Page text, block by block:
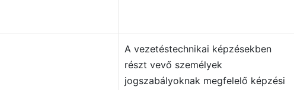
A vezetéstechnikai képzésekben
részt vevő személyek
jogszabályoknak megfelelő képzési